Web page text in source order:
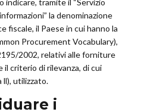
indicare, tramite il “Servizio
la denominazione
fiscale, il Paese in cui hanno la
Procurement Vocabulary),
2002, relativi alle forniture
criterio di rilevanza, di cui
ll), utilizzato.
i